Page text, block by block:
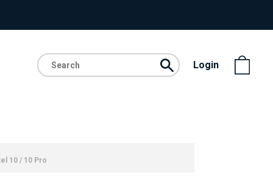
Login
10 / 10 Pro